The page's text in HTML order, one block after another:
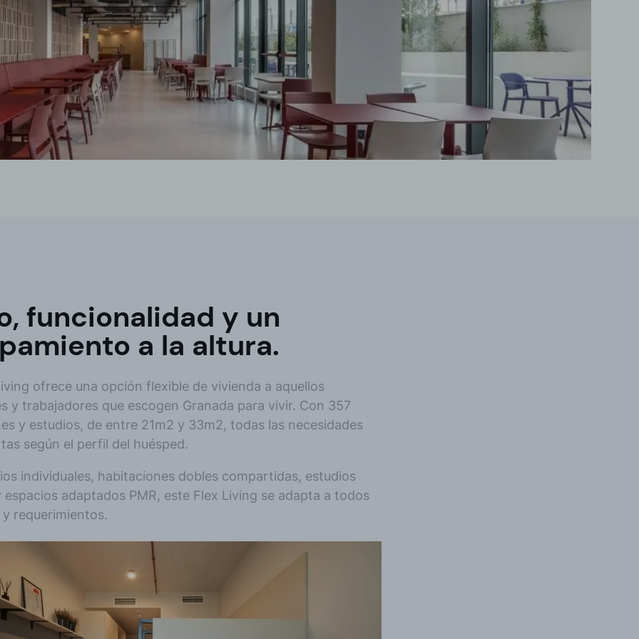
funcionalidad y un
a la altura.
ofrece una opción flexible de vivienda a aquellos
y trabajadores que escogen Granada para vivir. Con 357
y estudios, de entre 21m2 y 33m2, todas las necesidades
según el perfil del huésped.
individuales, habitaciones dobles compartidas, estudios
espacios adaptados PMR, este Flex Living se adapta a todos
requerimientos.